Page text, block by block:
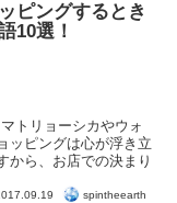
ピングするとき
10選！
トリョーシカやウォ
ッピングは心が浮き立
から、お店での決まり
spintheearth